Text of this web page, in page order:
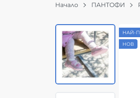
Начало ПАНТОФИ
НАЙ-
НОВ